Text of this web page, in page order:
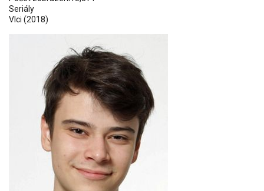
Seriály
Vlci (2018)